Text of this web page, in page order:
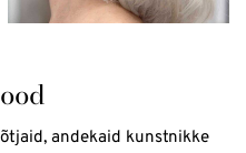
andekaid kunstnikke